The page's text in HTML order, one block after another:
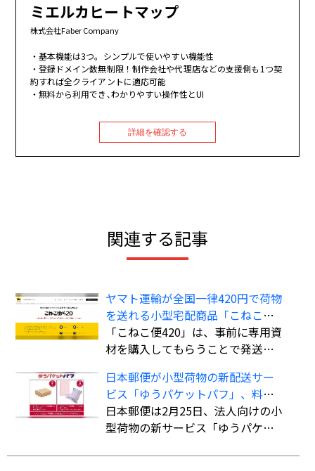
ミエルカヒートマップ
株式会社Faber Company
基本機能は3つ。シンプルで使いやすい機能性
登録ドメイン数無制限！制作会社や代理店などの支援側も1つ契
約すれば全クライアントに適応可能
無料から利用でき､わかりやすい操作性とUI
詳細を確認する
関連する記事
ヤマト運輸が全国一律420円で荷物
を送れる小型宅配商品「こねこ便
420」を全国展開
「こねこ便420」は、事前に専用資
材を購入してもらうことで発送時
全国一律420円で商品を配送する小
型宅配商品。法人、個人事業主の
ほか、個人も利用可能。
日本郵便が小型荷物の新配送サー
ビス「ゆうパケットパフ」、料金
は全国一律で「ゆうパック」より
も“お得”
日本郵便は2月25日、法人向けの小
型荷物の新サービス「ゆうパケッ